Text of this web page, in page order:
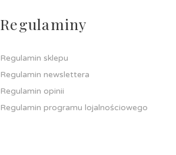
Regulaminy
Regulamin sklepu
Regulamin newslettera
Regulamin opinii
Regulamin programu lojalnościowego